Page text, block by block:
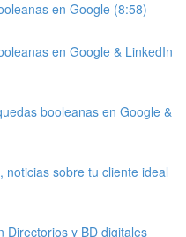
en Google (8:58)
en Google & LinkedIn
booleanas en Google &
noticias sobre tu cliente ideal
Directorios y BD digitales